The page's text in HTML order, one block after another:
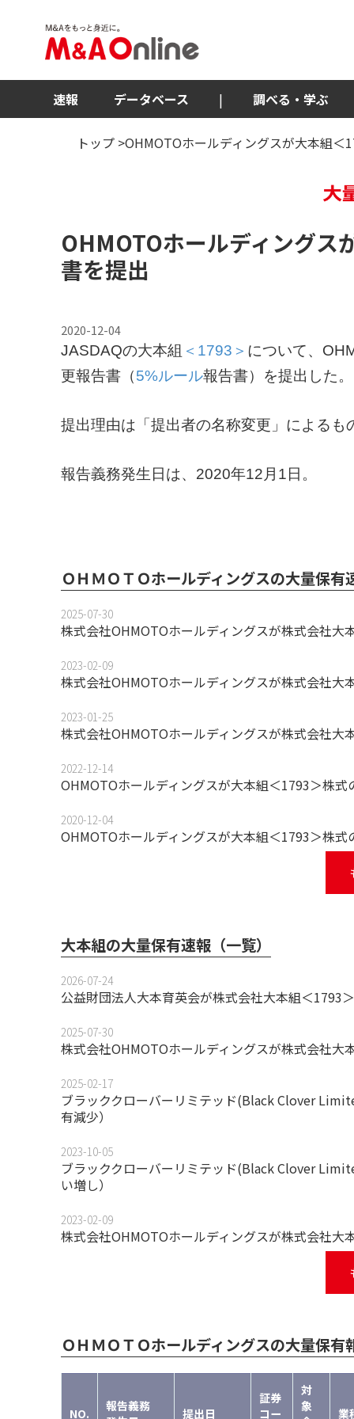
速報 データベース | 調べる・学ぶ
トップ >OHMOTOホールディングスが大本組＜
OHMOTOホールディングス
書を提出
2020-12-04
JASDAQの大本組 ＜1793＞ について、
更報告書（5%ルール報告書）を提出した。
提出理由は「提出者の名称変更」によるも
報告義務発生日は、2020年12月1日。
ＯＨＭＯＴＯホールディングスの大量保有
2025-07-30
株式会社OHMOTOホールディングスが株式会社
2023-02-09
株式会社OHMOTOホールディングスが株式会社大
2023-01-25
株式会社OHMOTOホールディングスが株式会社
2022-12-14
OHMOTOホールディングスが大本組＜1793＞株
2020-12-04
OHMOTOホールディングスが大本組＜1793＞株式
大本組の大量保有速報（一覧）
2026-07-24
公益財団法人大本育英会が株式会社大本組＜1793
2025-07-30
株式会社OHMOTOホールディングスが株式会社
2025-02-17
ブラッククローバーリミテッド(Black Clover
有減少）
2023-10-05
ブラッククローバーリミテッド(Black Clover
い増し）
2023-02-09
株式会社OHMOTOホールディングスが株式会社大
ＯＨＭＯＴＯホールディングスの大量保有
NO.
報告義務
提出日
証券
コー
対
象
業